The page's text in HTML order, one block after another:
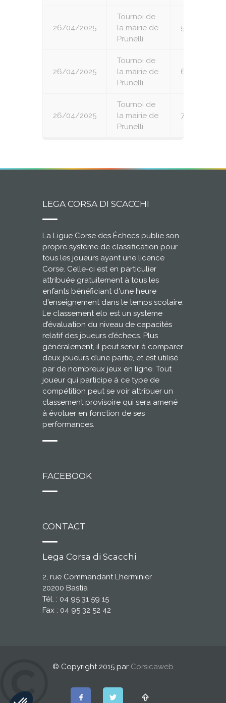
26/04/2025
Tournoi de
la mairie de
Prunelli
5
26/04/2025
Tournoi de
la mairie de
Prunelli
6
26/04/2025
Tournoi de
la mairie de
Prunelli
7
LEGA CORSA DI SCACCHI
La Ligue Corse des Échecs publie son
propre système de classification pour
tous les joueurs ayant une licence
Corse. Celle-ci est en particulier
attribuée gratuitement à tous les
enfants bénéficiant d'une heure
d'enseignement dans le temps scolaire.
Le classement elo est un système
d’évaluation du niveau de capacités
relatif des joueurs d’échecs. Plus
généralement, il peut servir à comparer
deux joueurs d’une partie, et est utilisé
par de nombreux jeux en ligne. Tout
joueur qui participe à ce type de
compétition peut se voir attribuer un
classement provisoire qui sera amené
à évoluer en fonction de ses
performances.
FACEBOOK
CONTACT
Lega Corsa di Scacchi
2, rue Commandant Lherminier
20200 Bastia
Tél. : 04 95 31 59 15
Fax : 04 95 32 52 42
© Copyright 2015 par Corsicaweb